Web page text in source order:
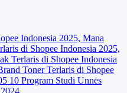
Indonesia 2025, Mana
di Shopee Indonesia 2025,
Terlaris di Shopee Indonesia
Toner Terlaris di Shopee
10 Program Studi Unnes